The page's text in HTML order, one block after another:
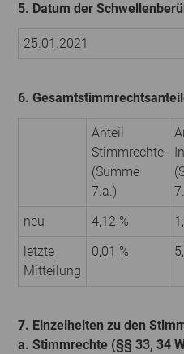
5. Datum der
25.01.2021
6.
Anteil
Stimmrechte
(Summe
7.a.)
neu 4,12 %
letzte
Mitteilung
0,01 %
7. Einzelheiten zu den
a. Stimmrechte (§§ 33, 34